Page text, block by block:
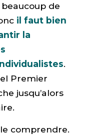
de
il faut bien
la
.
Premier
jusqu’alors
comprendre.